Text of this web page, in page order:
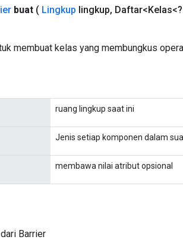
buat ( Lingkup lingkup,
membuat kelas yang membungkus
ruang lingkup saat ini
Jenis setiap komponen dalam
membawa nilai atribut opsional
Barrier